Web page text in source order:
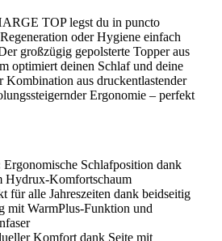
TOP legst du in puncto
oder Hygiene einfach
großzügig gepolsterte Topper aus
optimiert deinen Schlaf und deine
Kombination aus druckentlastender
Ergonomie – perfekt
Ergonomische Schlafposition dank
Hydrux-Komfortschaum
für alle Jahreszeiten dank beidseitig
mit WarmPlus-Funktion und
Komfort dank Seite mit